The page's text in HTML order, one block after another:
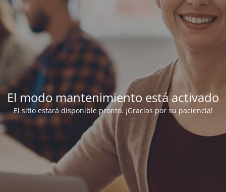
El modo mantenimiento está activado
El sitio estará disponible pronto. ¡Gracias por su paciencia!